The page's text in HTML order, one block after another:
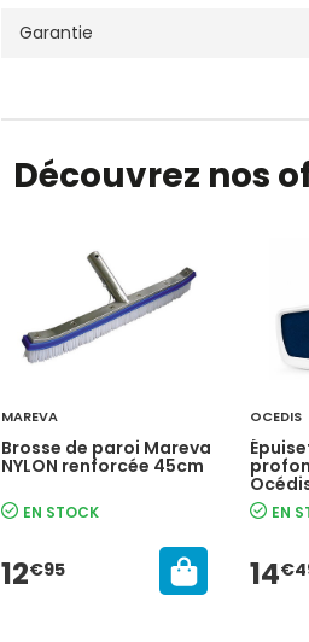
Garantie
Découvrez nos
MAREVA
Brosse de paroi Mareva
NYLON renforcée 45cm
EN STOCK
12€95
OCEDIS
EN
14